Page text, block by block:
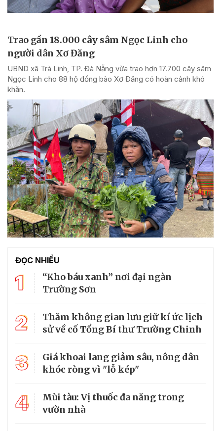
Trao gần 18.000 cây sâm Ngọc Linh cho
người dân Xơ Đăng
UBND xã Trà Linh, TP. Đà Nẵng vừa trao hơn 17.700 cây sâm
Ngọc Linh cho 88 hộ đồng bào Xơ Đăng có hoàn cảnh khó
khăn.
ĐỌC NHIỀU
1
“Kho báu xanh” nơi đại ngàn
Trường Sơn
2
Thăm không gian lưu giữ kí ức lịch
sử về cố Tổng Bí thư Trường Chinh
3
Giá khoai lang giảm sâu, nông dân
khóc ròng vì "lỗ kép"
4
Mùi tàu: Vị thuốc đa năng trong
vườn nhà